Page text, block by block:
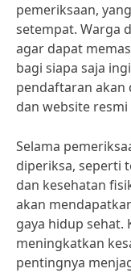
pemeriksaan,
setempat. Warga
agar dapat
bagi siapa saja
pendaftaran akan
dan website resmi
Selama
diperiksa, seperti
dan kesehatan
akan
gaya hidup sehat.
meningkatkan
pentingnya